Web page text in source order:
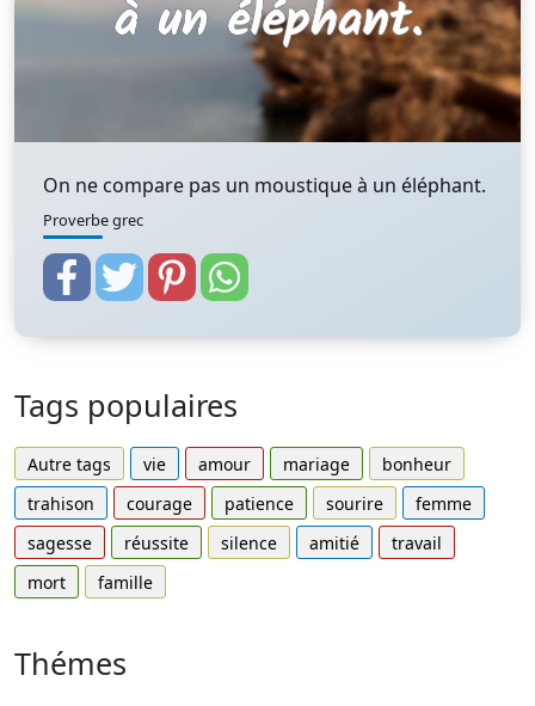
On ne compare pas un moustique à un éléphant.
Proverbe grec
Tags populaires
Autre tags vie amour mariage
bonheur
trahison
courage patience sourire
femme
sagesse
réussite silence amitié
travail
mort
famille
Thémes